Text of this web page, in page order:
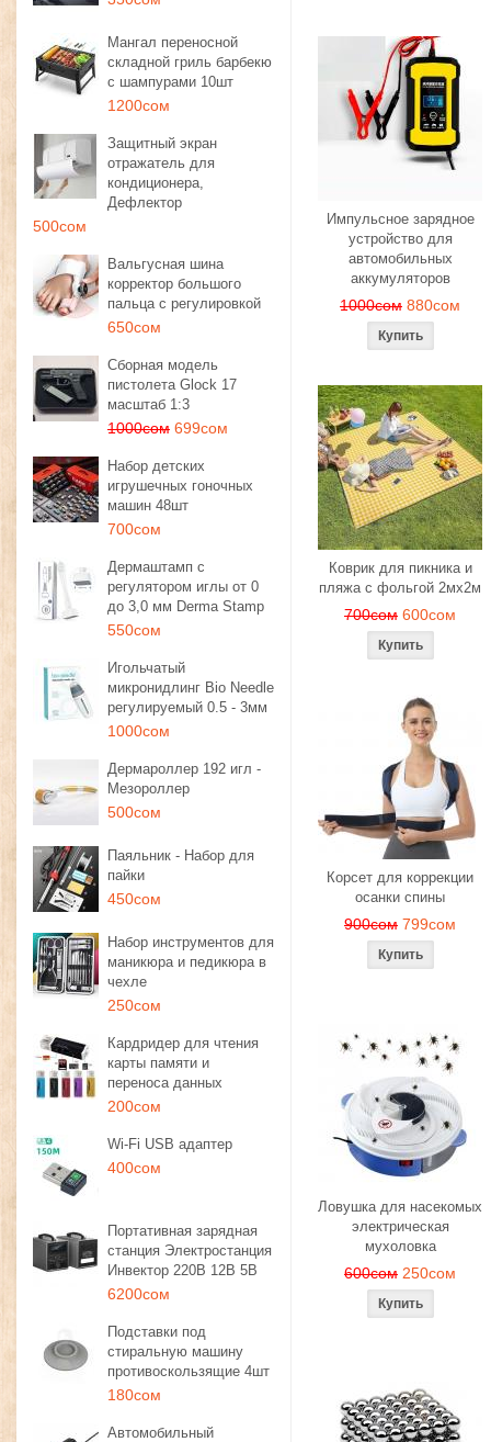
Мангал переносной
складной гриль барбекю
с шампурами 10шт
1200сом
Защитный экран
отражатель для
кондиционера,
Дефлектор
500сом
Вальгусная шина
корректор большого
пальца с регулировкой
650сом
Сборная модель
пистолета Glock 17
масштаб 1:3
1000сом 699сом
Набор детских
игрушечных гоночных
машин 48шт
700сом
Дермаштамп с
регулятором иглы от 0
до 3,0 мм Derma Stamp
550сом
Игольчатый
микронидлинг Bio Needle
регулируемый 0.5 - 3мм
1000сом
Дермароллер 192 игл -
Мезороллер
500сом
Паяльник - Набор для
пайки
450сом
Набор инструментов для
маникюра и педикюра в
чехле
250сом
Кардридер для чтения
карты памяти и
переноса данных
200сом
Wi-Fi USB адаптер
400сом
Портативная зарядная
станция Электростанция
Инвектор 220В 12В 5В
6200сом
Подставки под
стиральную машину
противоскользящие 4шт
180сом
Автомобильный
Импульсное зарядное
устройство для
автомобильных
аккумуляторов
1000сом 880сом
Коврик для пикника и
пляжа с фольгой 2мх2м
700сом 600сом
Корсет для коррекции
осанки спины
900сом 799сом
Ловушка для насекомых
электрическая
мухоловка
600сом 250сом